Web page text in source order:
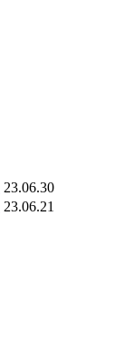
23.06.30
23.06.21